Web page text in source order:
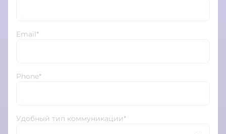
Email*
Phone*
Удобный тип коммуникации*